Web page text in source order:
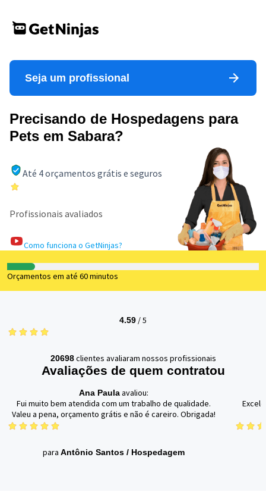
Seja um profissional
Precisando de Hospedagens para
Pets em Sabara?
Até 4 orçamentos grátis e seguros
Profissionais avaliados
Como funciona o GetNinjas?
Orçamentos em até 60 minutos
4.59 /5
20698clientes avaliaram nossos profissionais
Avaliações de quem contratou
Ana Paulaavaliou:
Fui muito bem atendida com um trabalho de qualidade.
Valeu a pena, orçamento grátis e não é careiro. Obrigada!
para Antônio Santos / Hospedagem